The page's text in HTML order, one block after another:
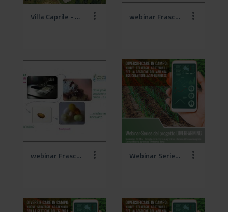
Villa Caprile - Pesaro.jpg webinar FrascatiScienza_CREA_2021 (1).jpg
webinar FrascatiScienza_CREA_2021.jpg Webinar Series DIVERFARMING-1 (1).png